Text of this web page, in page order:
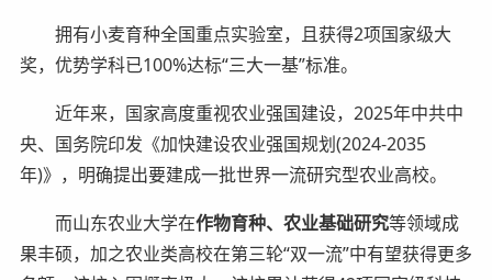
拥有小麦育种全国重点实验室，且获得2项国家级大
奖，优势学科已100%达标“三大一基”标准。
近年来，国家高度重视农业强国建设，2025年中共中
央、国务院印发《加快建设农业强国规划(2024-2035
年)》，明确提出要建成一批世界一流研究型农业高校。
而山东农业大学在作物育种、农业基础研究等领域成
果丰硕，加之农业类高校在第三轮“双一流”中有望获得更多